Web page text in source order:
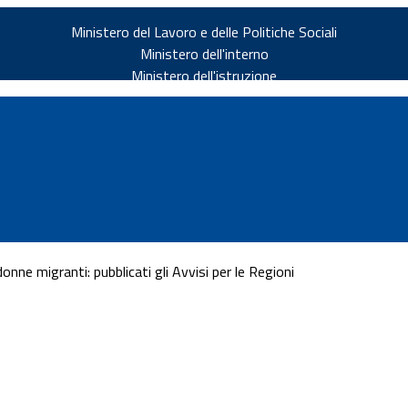
Ministero del Lavoro e delle Politiche Sociali
Ministero dell'interno
Ministero dell'istruzione
migranti: pubblicati gli Avvisi per le Regioni